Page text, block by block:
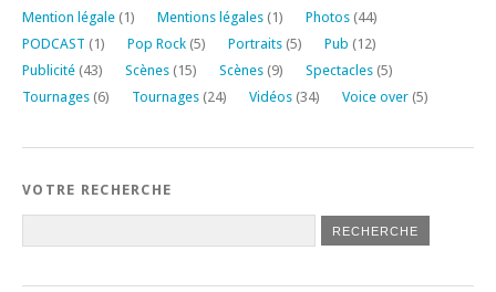
Mention légale (1) Mentions légales (1) Photos (44)
PODCAST (1) Pop Rock (5) Portraits (5) Pub (12)
Publicité (43) Scènes (15) Scènes (9) Spectacles (5)
Tournages (6) Tournages (24) Vidéos (34) Voice over (5)
VOTRE RECHERCHE